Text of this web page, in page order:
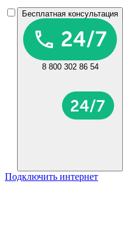
Бесплатная консультация
8 800 302 86 54
Подключить интернет